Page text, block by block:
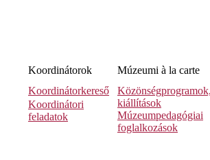
Koordinátorok
Koordinátorkereső
Koordinátori
feladatok
Múzeumi à la carte
Közönségprogramok,
kiállítások
Múzeumpedagógiai
foglalkozások